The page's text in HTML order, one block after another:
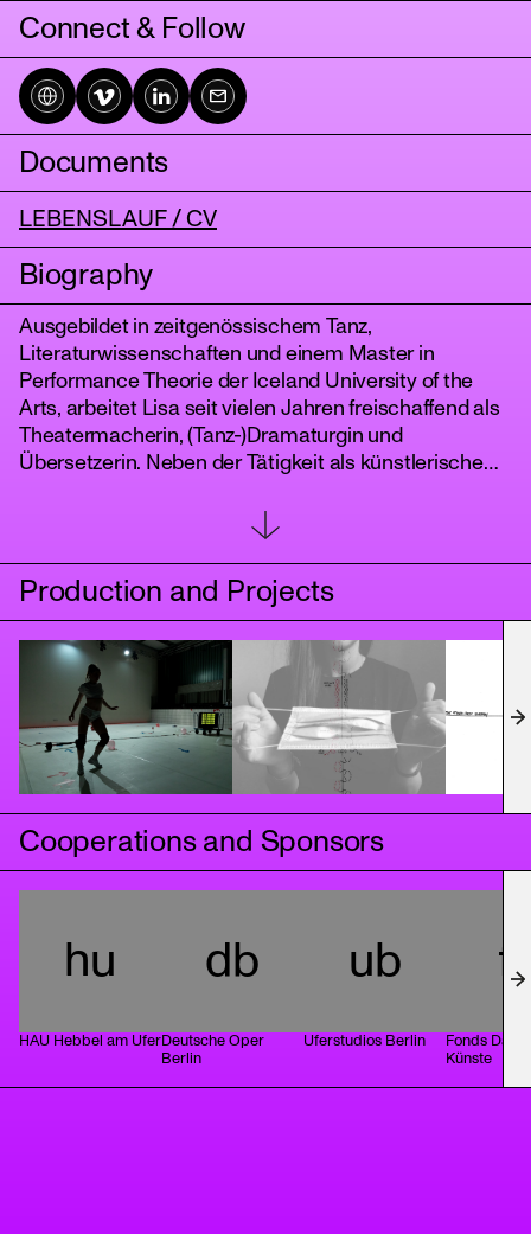
Connect & Follow
Documents
LEBENSLAUF / CV
Biography
Ausgebildet in zeitgenössischem Tanz,
Literaturwissenschaften und einem Master in
Performance Theorie der Iceland University of the
Arts, arbeitet Lisa seit vielen Jahren freischaffend als
Theatermacherin, (Tanz-)Dramaturgin und
Übersetzerin. Neben der Tätigkeit als künstlerische
dramaturgischen Begleitung der Arbeiten von
Choreografin Katrina Elizabeth Bastian widmet sie
Themen der Tanzvermittlung und Scoring Prozessen,
ua. gefördert durch die Rechercheförderung vom
Fonds Darstellende Künste 2023.
Production and Projects
Cooperations and Sponsors
hu
HAU Hebbel am Ufer
db
Deutsche Oper
Berlin
ub
Uferstudios Berlin
Fonds
Künste
tanz